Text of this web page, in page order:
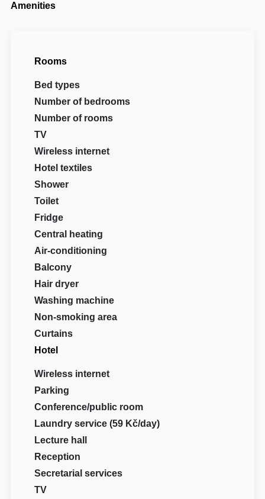
Amenities
Rooms
Bed types
Number of bedrooms
Number of rooms
TV
Wireless internet
Hotel textiles
Shower
Toilet
Fridge
Central heating
Air-conditioning
Balcony
Hair dryer
Washing machine
Non-smoking area
Curtains
Hotel
Wireless internet
Parking
Conference/public room
Laundry service (59 Kč/day)
Lecture hall
Reception
Secretarial services
TV